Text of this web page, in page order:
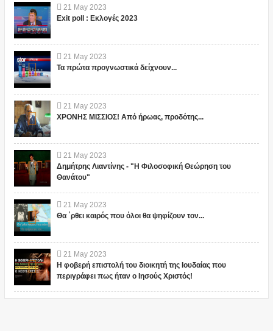
21 May 2023
Exit poll : Εκλογές 2023
21 May 2023
Τα πρώτα προγνωστικά δείχνουν...
21 May 2023
ΧΡΟΝΗΣ ΜΙΣΣΙΟΣ! Από ήρωας, προδότης...
21 May 2023
Δημήτρης Λιαντίνης - "Η Φιλοσοφική Θεώρηση του
Θανάτου"
21 May 2023
Θα ΄ρθει καιρός που όλοι θα ψηφίζουν τον...
21 May 2023
Η φοβερή επιστολή του διοικητή της Ιουδαίας που
περιγράφει πως ήταν ο Ιησούς Χριστός!